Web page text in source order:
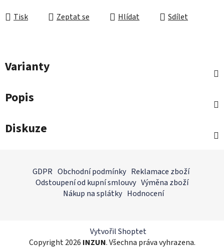
Tisk
Zeptat se Hlídat Sdílet
Varianty
Popis
Diskuze
GDPR Obchodní podmínky Reklamace zboží
Odstoupení od kupní smlouvy Výměna zboží
Nákup na splátky Hodnocení
Vytvořil Shoptet
Copyright 2026 INZUN. Všechna práva vyhrazena.